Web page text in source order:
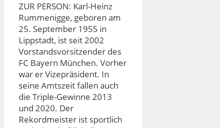
ZUR PERSON: Karl-Heinz
Rummenigge, geboren am
25. September 1955 in
Lippstadt, ist seit 2002
Vorstandsvorsitzender des
FC Bayern München. Vorher
war er Vizepräsident. In
seine Amtszeit fallen auch
die Triple-Gewinne 2013
und 2020. Der
Rekordmeister ist sportlich